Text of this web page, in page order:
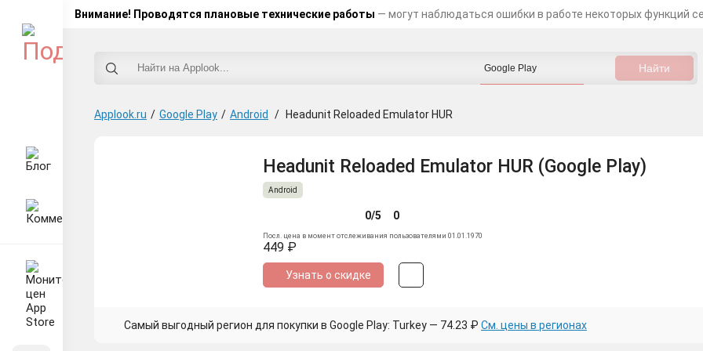
Внимание! Проводятся плановые технические работы — могут наблюдаться ошибки в работе некоторых функций
Applook.ru / Google Play / Android / Headunit Reloaded Emulator HUR
Headunit Reloaded Emulator HUR (Google Play)
Android
0/5 0
Посл. цена в момент отслеживания пользователями 01.01.1970
449 ₽
Узнать о скидке
Самый выгодный регион для покупки в Google Play: Turkey — 74.23 ₽ См. цены в регионах